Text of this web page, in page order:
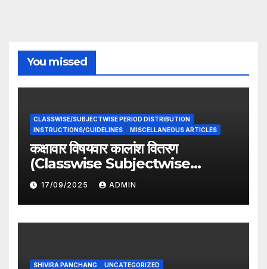
You missed
CLASSWISE/SUBJECTWISE PERIOD DISTRIBUTION
INSTRUCTIONS/GUIDELINES
MISCELLANEOUS ARTICLES
कक्षावार विषयवार कालांश वितरण
(Classwise Subjectwise
period distribution)
17/09/2025 ADMIN
SHIVIRA PANCHANG UNCATEGORIZED